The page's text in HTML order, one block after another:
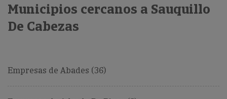
Municipios cercanos a Sauquillo
De Cabezas
Empresas de Abades (36)